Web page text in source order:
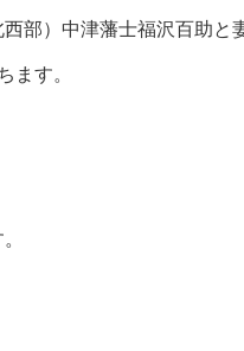
部）中津藩士福沢百助と
ます。